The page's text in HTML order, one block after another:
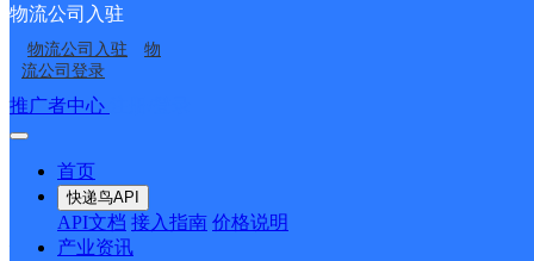
物流公司入驻
物流公司入驻
物
流公司登录
推广者中心
首页
快递鸟API
API文档 接入指南 价格说明
产业资讯
国泰联通营业厅
梧州万秀夏郢镇网点
接口API
API接口 DEMO下载
关于我们